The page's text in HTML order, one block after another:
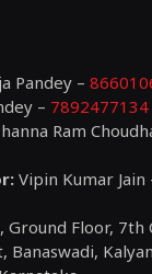
Pandey –
– 7892477134
Ram
Vipin Kumar Jain
Ground Floor, 7th
Banaswadi,